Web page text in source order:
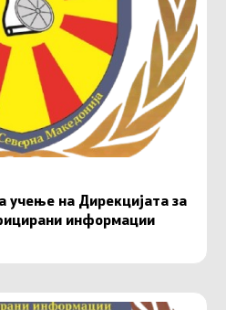
учење на Дирекцијата за
информации